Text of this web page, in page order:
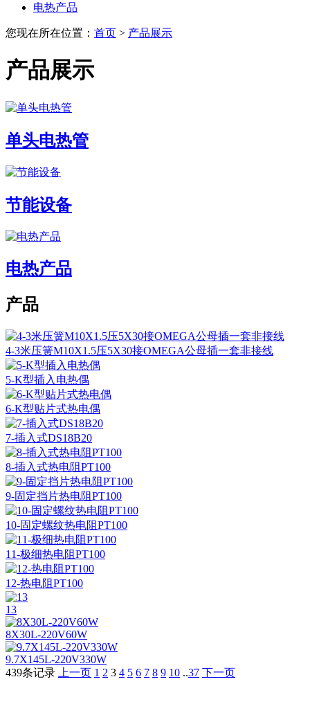
电热产品
您现在所在位置： 首页 > 产品展示
产品展示
单头电热管
节能设备
电热产品
产品
4-3米压簧M10X1.5压5X30接OMEGA公母插一套非接线
5-K型插入电热偶
6-K型贴片式热电偶
7-插入式DS18B20
8-插入式热电阻PT100
9-固定挡片热电阻PT100
10-固定螺纹热电阻PT100
11-极细热电阻PT100
12-热电阻PT100
13
8X30L-220V60W
9.7X145L-220V330W
439条记录
上一页 1 2 3 4 5 6 7 8 9 10 ..37 下一页